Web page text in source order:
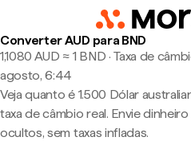
Converter AUD para BND
1,1080 AUD ≈ 1 BND · Taxa de
agosto, 6:44
Veja quanto é 1.500 Dólar
taxa de câmbio real. Envie
ocultos, sem taxas infladas.